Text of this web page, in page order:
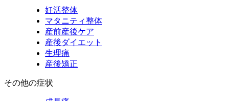
妊活整体
マタニティ整体
産前産後ケア
産後ダイエット
生理痛
産後矯正
その他の症状